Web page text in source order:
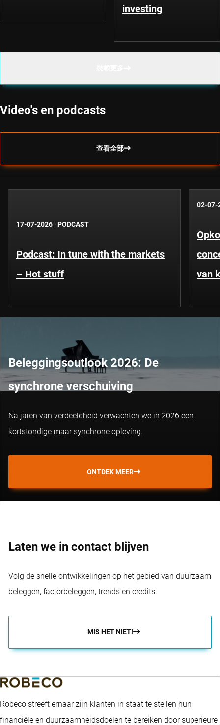
investing
Video's en podcasts
查看全部
17-07-2026 · PODCAST
Podcast: In tune with the markets
– Hot stuff
02-07-
van
Beleggingsoutlook 2026: De
synchrone verschuiving
Na jaren van verdeeldheid verwachten we in 2026 een
kortstondige maar synchrone opleving.
ONTDEK MEER
Laten we in contact blijven
Volg de snelle ontwikkelingen op het gebied van duurzaam
beleggen, factorbeleggen, trends en credits.
MIS HET NIET!
Robeco streeft ernaar zijn klanten in staat te stellen hun
financiële en duurzaamheidsdoelen te bereiken door superieure